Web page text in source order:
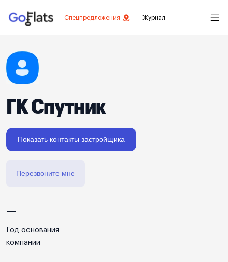
Спецпредложения Журнал
ГК Спутник
Показать контакты застройщика
Перезвоните мне
—
Год основания
компании